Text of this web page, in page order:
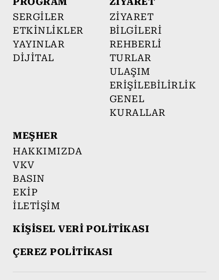
SERGİLER
ETKİNLİKLER
YAYINLAR
DİJİTAL
ZİYARET
BİLGİLERİ
REHBERLİ
TURLAR
ULAŞIM
ERİŞİLEBİLİRLİK
GENEL
KURALLAR
MEŞHER
HAKKIMIZDA
VKV
BASIN
EKİP
İLETİŞİM
KİŞİSEL VERİ POLİTİKASI
ÇEREZ POLİTİKASI